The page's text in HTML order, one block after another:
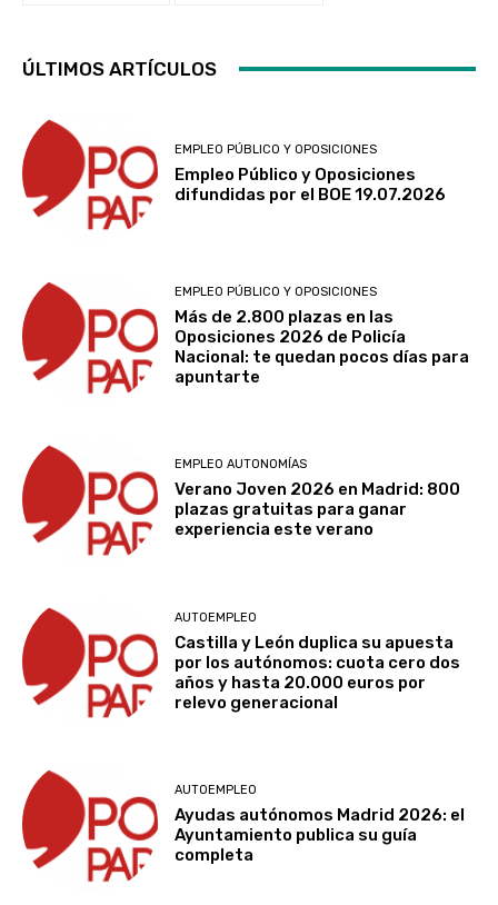
ÚLTIMOS ARTÍCULOS
EMPLEO PÚBLICO Y OPOSICIONES
Empleo Público y Oposiciones
difundidas por el BOE 19.07.2026
EMPLEO PÚBLICO Y OPOSICIONES
Más de 2.800 plazas en las
Oposiciones 2026 de Policía
Nacional: te quedan pocos días para
apuntarte
EMPLEO AUTONOMÍAS
Verano Joven 2026 en Madrid: 800
plazas gratuitas para ganar
experiencia este verano
AUTOEMPLEO
Castilla y León duplica su apuesta
por los autónomos: cuota cero dos
años y hasta 20.000 euros por
relevo generacional
AUTOEMPLEO
Ayudas autónomos Madrid 2026: el
Ayuntamiento publica su guía
completa